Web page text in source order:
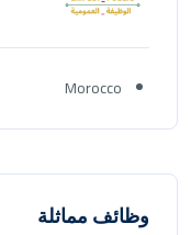
Morocco
وظائف مماثلة